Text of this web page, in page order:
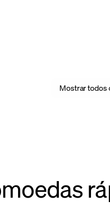
Mostrar todos